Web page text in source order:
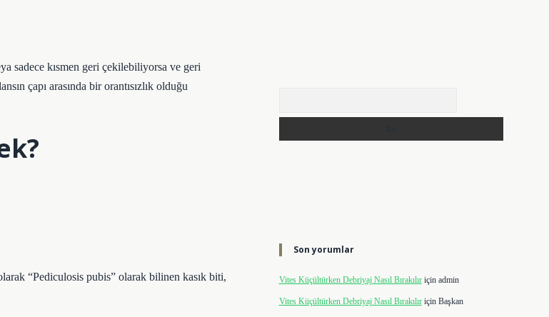
sadece kısmen geri çekilebiliyorsa ve geri
çapı arasında bir orantısızlık olduğu
“Pediculosis pubis” olarak bilinen kasık biti,
Son yorumlar
Vites Küçültürken Debriyaj Nasıl Bırakılıriçin admin
Vites Küçültürken Debriyaj Nasıl Bırakılıriçin Başkan